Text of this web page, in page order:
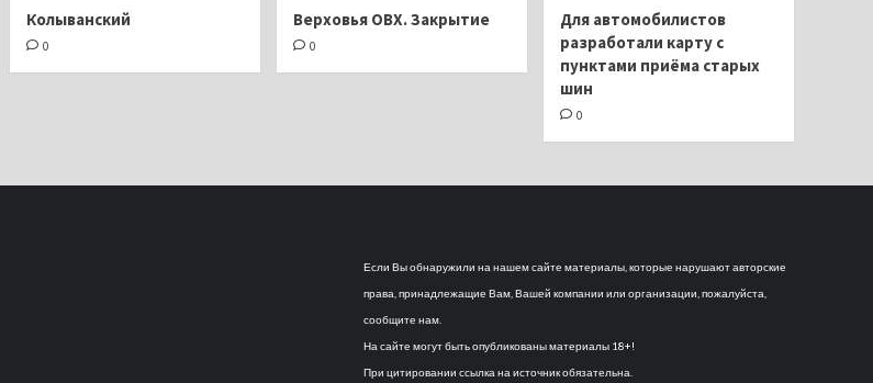
Колыванский
0
Верховья ОВХ. Закрытие
0
Для автомобилистов
разработали карту с
пунктами приёма старых
шин
0
Если Вы обнаружили на нашем сайте материалы, которые нарушают авторские
права, принадлежащие Вам, Вашей компании или организации, пожалуйста,
сообщите нам.
На сайте могут быть опубликованы материалы 18+!
При цитировании ссылка на источник обязательна.